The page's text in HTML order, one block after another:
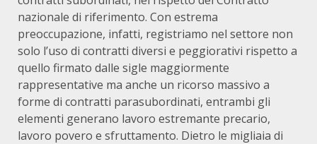
nazionale di riferimento. Con estrema
preoccupazione, infatti, registriamo nel settore non
solo l’uso di contratti diversi e peggiorativi rispetto a
quello firmato dalle sigle maggiormente
rappresentative ma anche un ricorso massivo a
forme di contratti parasubordinati, entrambi gli
elementi generano lavoro estremante precario,
lavoro povero e sfruttamento. Dietro le migliaia di